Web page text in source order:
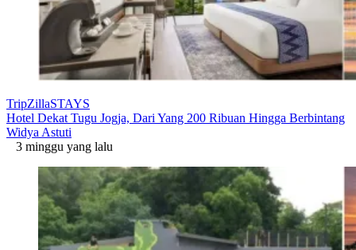
TripZillaSTAYS
Hotel Dekat Tugu Jogja, Dari Yang 200 Ribuan Hingga Berbintang
Widya Astuti
3 minggu yang lalu